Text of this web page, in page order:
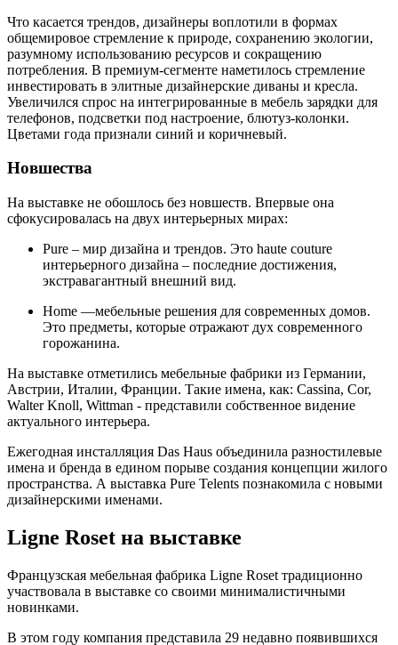
Что касается трендов, дизайнеры воплотили в формах
общемировое стремление к природе, сохранению экологии,
разумному использованию ресурсов и сокращению
потребления. В премиум-сегменте наметилось стремление
инвестировать в элитные дизайнерские диваны и кресла.
Увеличился спрос на интегрированные в мебель зарядки для
телефонов, подсветки под настроение, блютуз-колонки.
Цветами года признали синий и коричневый.
Новшества
На выставке не обошлось без новшеств. Впервые она
сфокусировалась на двух интерьерных мирах:
Pure – мир дизайна и трендов. Это haute couture
интерьерного дизайна – последние достижения,
экстравагантный внешний вид.
Home —мебельные решения для современных домов.
Это предметы, которые отражают дух современного
горожанина.
На выставке отметились мебельные фабрики из Германии,
Австрии, Италии, Франции. Такие имена, как: Cassina, Cor,
Walter Knoll, Wittman - представили собственное видение
актуального интерьера.
Ежегодная инсталляция Das Haus объединила разностилевые
имена и бренда в едином порыве создания концепции жилого
пространства. А выставка Pure Telents познакомила с новыми
дизайнерскими именами.
Ligne Roset на выставке
Французская мебельная фабрика Ligne Roset традиционно
участвовала в выставке со своими минималистичными
новинками.
В этом году компания представила 29 недавно появившихся